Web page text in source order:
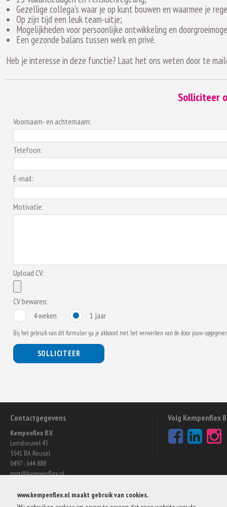
www.kempenflex.nl maakt gebruik van cookies.
Gezellige collega’s waar je op kunt bouwen en waarmee je
Op zijn tijd een leuk team-uitje;
Mogelijkheden voor persoonlijke ontwikkeling en
Een gezonde balans tussen werk en privé.
Heb je interesse in deze functie? Laat het ons weten door te
Solliciteer
Voornaam- en achternaam:
Telefoon:
E-mail:
Motivatie:
Upload CV:
CV bewaren:
4 weken
1 jaar
Bij het gebruik van dit formulier ga je akkoord met het verwerken van de door jouw
SOLLICITEER
Contactgegevens
Kempenflex B.V.
Lensheuvel 43
5541 BA Reusel
0497 - 644 888
post@kempenflex.nl
Volg Kempenflex